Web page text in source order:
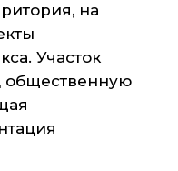
на
Участок
общественную